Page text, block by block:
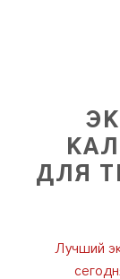
ДЛЯ
Лучший